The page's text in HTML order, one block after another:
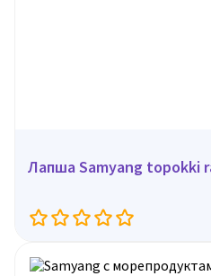
Лапша Samyang topokki